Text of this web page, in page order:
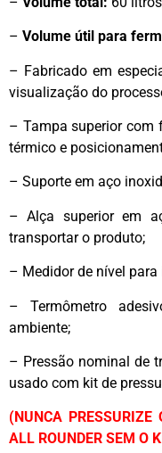
– Volume útil para
– Fabricado em
visualização do
– Tampa superior com
térmico e
– Suporte em aço
– Alça superior em
transportar o produto;
– Medidor de nível
– Termômetro
ambiente;
– Pressão nominal de
usado com kit de
(NUNCA PRESSURIZE
ALL ROUNDER SEM O